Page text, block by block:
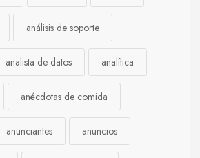
análisis de soporte
analista de datos analítica
anécdotas de comida
anunciantes anuncios